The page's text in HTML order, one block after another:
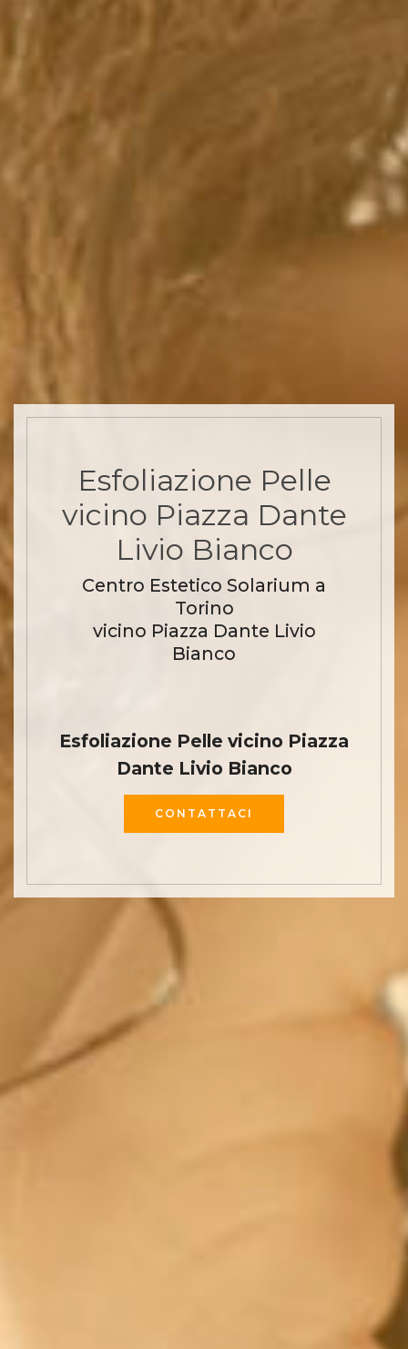
Esfoliazione Pelle
vicino Piazza Dante
Livio Bianco
Centro Estetico Solarium a
Torino
vicino Piazza Dante Livio
Bianco
Esfoliazione Pelle vicino Piazza
Dante Livio Bianco
CONTATTACI